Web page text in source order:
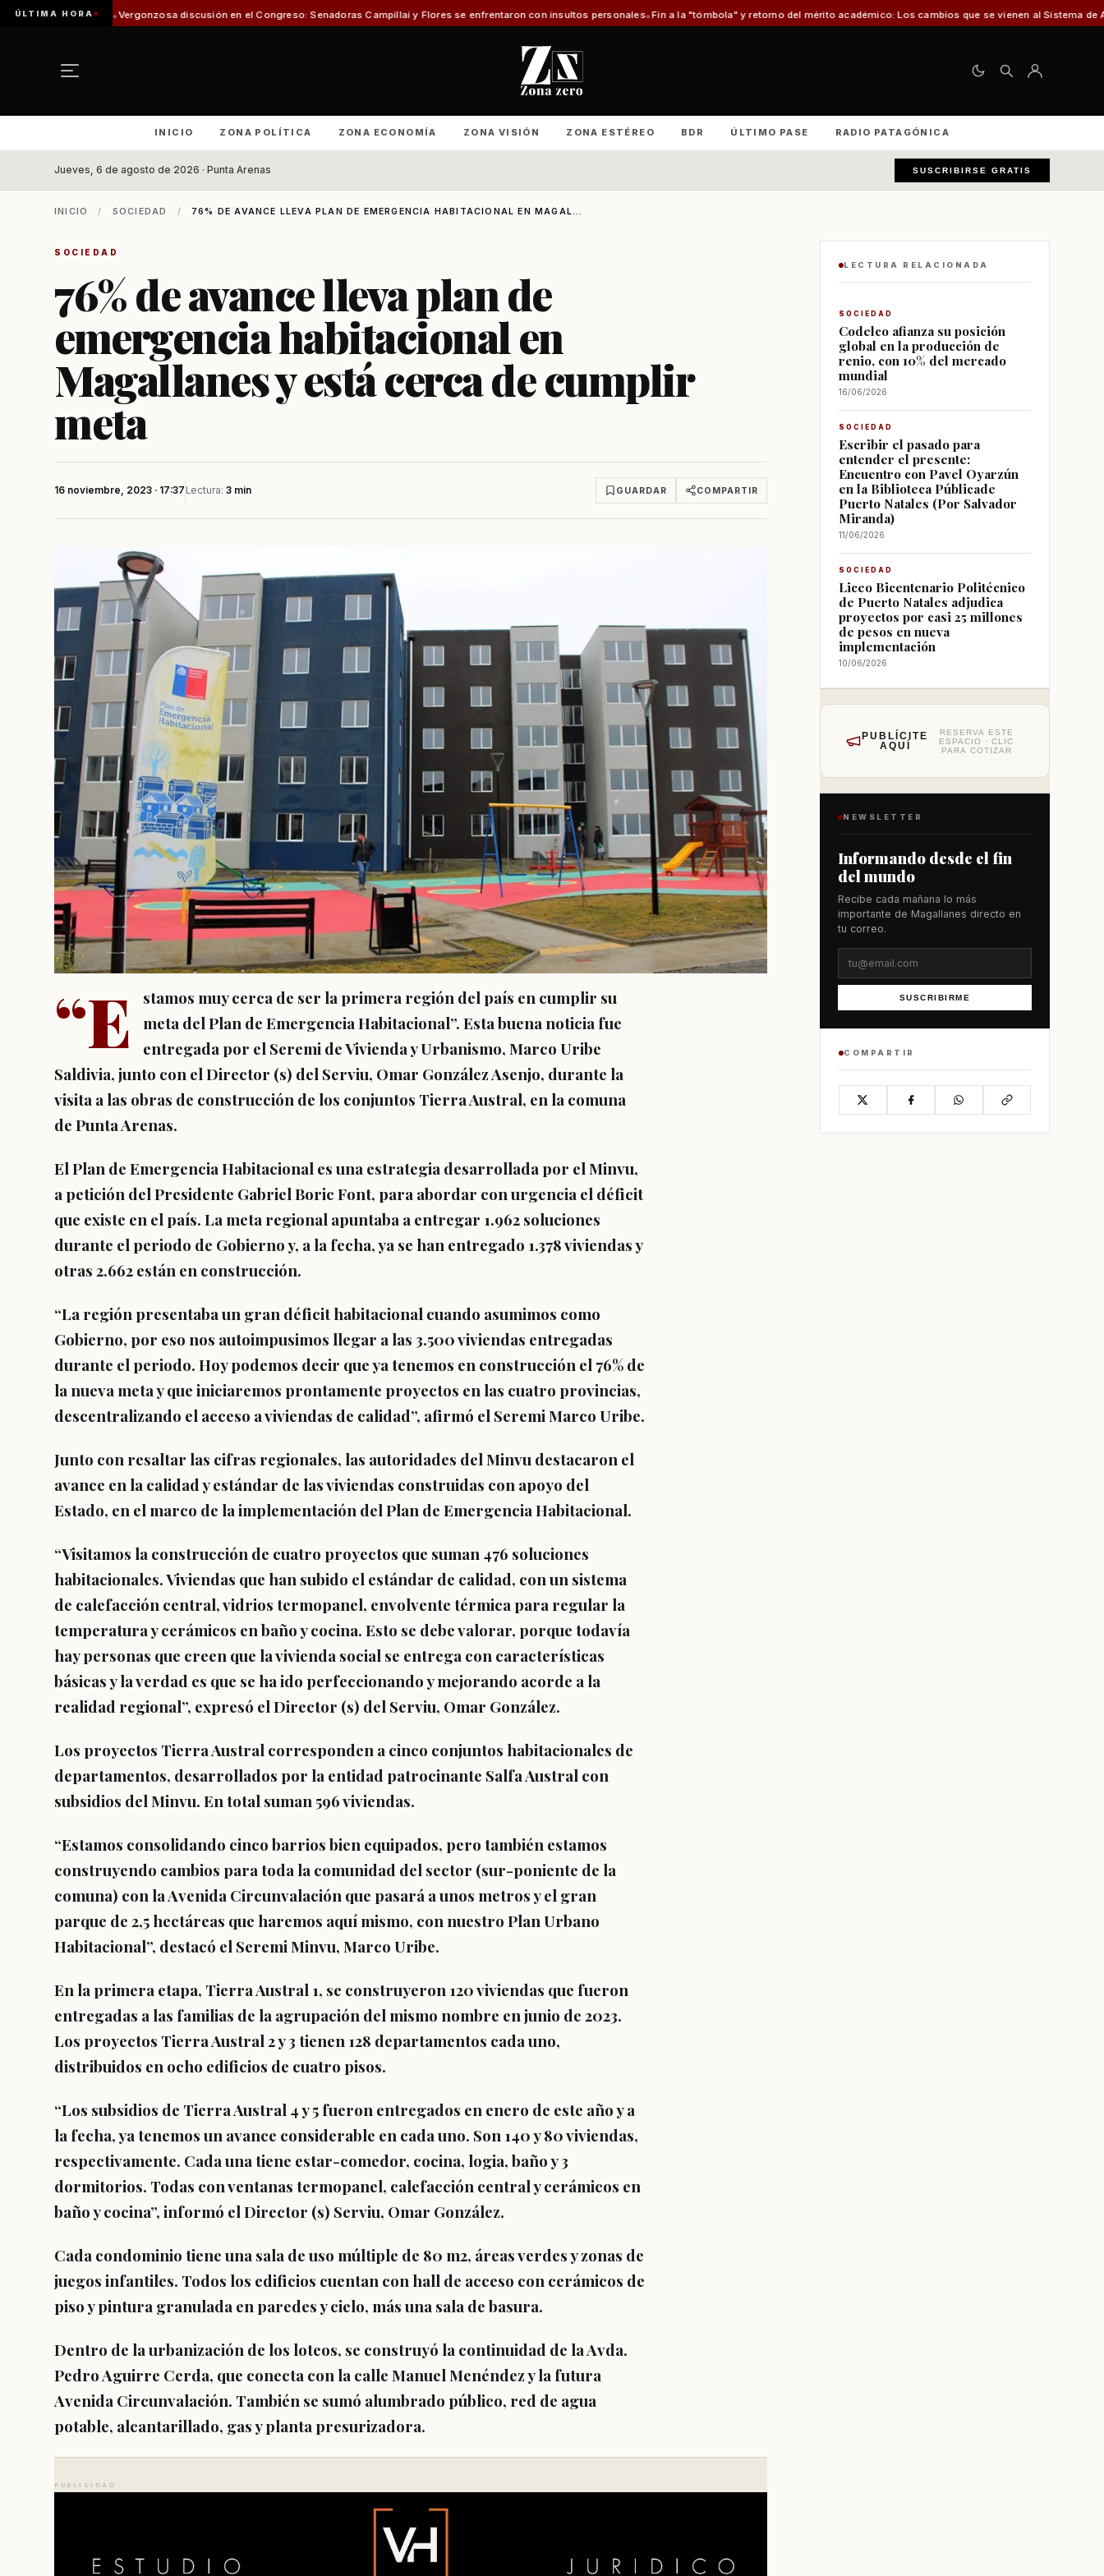
ÚLTIMA HORA
Vergonzosa discusión en el Congreso: Senadoras Campillai y Flores se enfrentaron con insultos personales Fin a la "tómbola" y retorno del mérito académico: Los cambios que se vienen al Sistema de Admisión Escolar
INICIO ZONA POLÍTICA ZONA ECONOMÍA ZONA VISIÓN ZONA ESTÉREO BDR ÚLTIMO PASE RADIO PATAGÓNICA
Jueves, 6 de agosto de 2026 · Punta Arenas SUSCRIBIRSE GRATIS
INICIO / SOCIEDAD / 76% DE AVANCE LLEVA PLAN DE EMERGENCIA HABITACIONAL EN MAGAL...
SOCIEDAD
76% de avance lleva plan de
emergencia habitacional en
Magallanes y está cerca de cumplir
meta
16 noviembre, 2023 · 17:37 Lectura: 3 min GUARDAR COMPARTIR
“E
stamos muy cerca de ser la primera región del país en cumplir su
meta del Plan de Emergencia Habitacional”. Esta buena noticia fue
entregada por el Seremi de Vivienda y Urbanismo, Marco Uribe
Saldivia, junto con el Director (s) del Serviu, Omar González Asenjo, durante la
visita a las obras de construcción de los conjuntos Tierra Austral, en la comuna
de Punta Arenas.
El Plan de Emergencia Habitacional es una estrategia desarrollada por el Minvu,
a petición del Presidente Gabriel Boric Font, para abordar con urgencia el déficit
que existe en el país. La meta regional apuntaba a entregar 1.962 soluciones
durante el periodo de Gobierno y, a la fecha, ya se han entregado 1.378 viviendas y
otras 2.662 están en construcción.
“La región presentaba un gran déficit habitacional cuando asumimos como
Gobierno, por eso nos autoimpusimos llegar a las 3.500 viviendas entregadas
durante el periodo. Hoy podemos decir que ya tenemos en construcción el 76% de
la nueva meta y que iniciaremos prontamente proyectos en las cuatro provincias,
descentralizando el acceso a viviendas de calidad”, afirmó el Seremi Marco Uribe.
Junto con resaltar las cifras regionales, las autoridades del Minvu destacaron el
avance en la calidad y estándar de las viviendas construidas con apoyo del
Estado, en el marco de la implementación del Plan de Emergencia Habitacional.
“Visitamos la construcción de cuatro proyectos que suman 476 soluciones
habitacionales. Viviendas que han subido el estándar de calidad, con un sistema
de calefacción central, vidrios termopanel, envolvente térmica para regular la
temperatura y cerámicos en baño y cocina. Esto se debe valorar, porque todavía
hay personas que creen que la vivienda social se entrega con características
básicas y la verdad es que se ha ido perfeccionando y mejorando acorde a la
realidad regional”, expresó el Director (s) del Serviu, Omar González.
Los proyectos Tierra Austral corresponden a cinco conjuntos habitacionales de
departamentos, desarrollados por la entidad patrocinante Salfa Austral con
subsidios del Minvu. En total suman 596 viviendas.
“Estamos consolidando cinco barrios bien equipados, pero también estamos
construyendo cambios para toda la comunidad del sector (sur-poniente de la
comuna) con la Avenida Circunvalación que pasará a unos metros y el gran
parque de 2,5 hectáreas que haremos aquí mismo, con nuestro Plan Urbano
Habitacional”, destacó el Seremi Minvu, Marco Uribe.
En la primera etapa, Tierra Austral 1, se construyeron 120 viviendas que fueron
entregadas a las familias de la agrupación del mismo nombre en junio de 2023.
Los proyectos Tierra Austral 2 y 3 tienen 128 departamentos cada uno,
distribuidos en ocho edificios de cuatro pisos.
“Los subsidios de Tierra Austral 4 y 5 fueron entregados en enero de este año y a
la fecha, ya tenemos un avance considerable en cada uno. Son 140 y 80 viviendas,
respectivamente. Cada una tiene estar-comedor, cocina, logia, baño y 3
dormitorios. Todas con ventanas termopanel, calefacción central y cerámicos en
baño y cocina”, informó el Director (s) Serviu, Omar González.
Cada condominio tiene una sala de uso múltiple de 80 m2, áreas verdes y zonas de
juegos infantiles. Todos los edificios cuentan con hall de acceso con cerámicos de
piso y pintura granulada en paredes y cielo, más una sala de basura.
Dentro de la urbanización de los loteos, se construyó la continuidad de la Avda.
Pedro Aguirre Cerda, que conecta con la calle Manuel Menéndez y la futura
Avenida Circunvalación. También se sumó alumbrado público, red de agua
potable, alcantarillado, gas y planta presurizadora.
PUBLICIDAD
LECTURA RELACIONADA
SOCIEDAD
Codelco afianza su posición
global en la producción de
renio, con 10% del mercado
mundial
16/06/2026
SOCIEDAD
Escribir el pasado para
entender el presente:
Encuentro con Pavel Oyarzún
en la Biblioteca Públicade
Puerto Natales (Por Salvador
Miranda)
11/06/2026
SOCIEDAD
Liceo Bicentenario Politécnico
de Puerto Natales adjudica
proyectos por casi 25 millones
de pesos en nueva
implementación
10/06/2026
PUBLÍCITE
AQUÍ
RESERVA ESTE
ESPACIO · CLIC
PARA COTIZAR
NEWSLETTER
Informando desde el fin
del mundo
Recibe cada mañana lo más
importante de Magallanes directo en
tu correo.
SUSCRIBIRME
COMPARTIR